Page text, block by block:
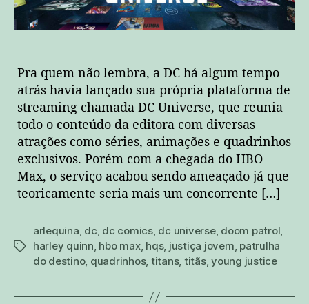
Pra quem não lembra, a DC há algum tempo
atrás havia lançado sua própria plataforma de
streaming chamada DC Universe, que reunia
todo o conteúdo da editora com diversas
atrações como séries, animações e quadrinhos
exclusivos. Porém com a chegada do HBO
Max, o serviço acabou sendo ameaçado já que
teoricamente seria mais um concorrente […]
tags
arlequina, dc, dc comics, dc universe, doom patrol,
harley quinn, hbo max, hqs, justiça jovem, patrulha
do destino, quadrinhos, titans, titãs,young justice